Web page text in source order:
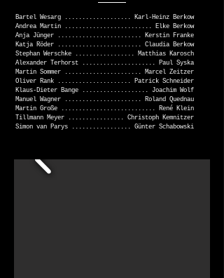
Bartel Wesarg ................... Karl-Heinz Berkow
Andrea Martin ......................... Elke Berkow
Anja Jünger ........................ Kerstin Franke
Katja Röder ........................ Claudia Berkow
Stephan Werschke ................. Matthias Karosch
Alexander Terhorst ..................... Paul Syska
Martin Sommer ...................... Marcel Zeitzer
Oliver Rank ..................... Patrick Schneider
Klaus-Dieter Bange ................... Joachim Wolf
Manuel Wagner ...................... Roland Quednau
Martin Große ........................... René Klein
Tillmann Meyer ................ Christoph Kemnitzer
Simon van Parys ................. Günter Schabowski